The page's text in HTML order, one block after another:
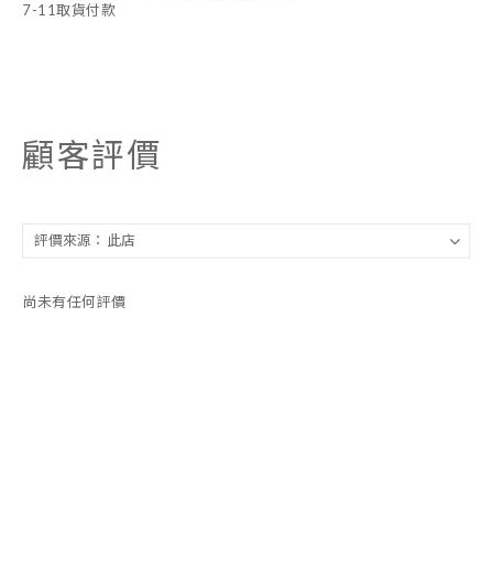
7-11取貨付款
顧客評價
尚未有任何評價